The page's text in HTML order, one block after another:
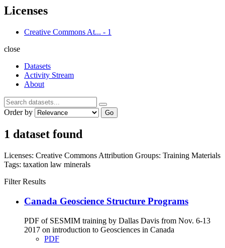
Licenses
Creative Commons At... - 1
close
Datasets
Activity Stream
About
Order by Go
1 dataset found
Licenses: Creative Commons Attribution Groups: Training Materials
Tags: taxation law minerals
Filter Results
Canada Geoscience Structure Programs
PDF of SESMIM training by Dallas Davis from Nov. 6-13
2017 on introduction to Geosciences in Canada
PDF